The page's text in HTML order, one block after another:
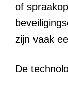
of
zijn vaak
De